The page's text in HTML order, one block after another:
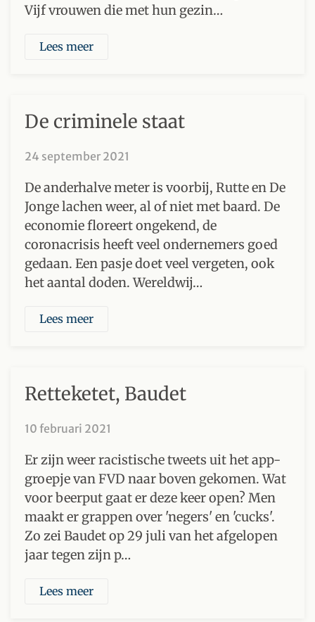
Vijf vrouwen die met hun gezin…
Lees meer
De criminele staat
24 september 2021
De anderhalve meter is voorbij, Rutte en De
Jonge lachen weer, al of niet met baard. De
economie floreert ongekend, de
coronacrisis heeft veel ondernemers goed
gedaan. Een pasje doet veel vergeten, ook
het aantal doden. Wereldwij…
Lees meer
Retteketet, Baudet
10 februari 2021
Er zijn weer racistische tweets uit het app-
groepje van FVD naar boven gekomen. Wat
voor beerput gaat er deze keer open? Men
maakt er grappen over 'negers' en 'cucks'.
Zo zei Baudet op 29 juli van het afgelopen
jaar tegen zijn p…
Lees meer